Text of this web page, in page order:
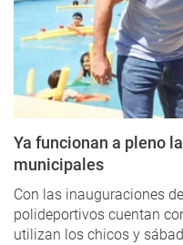
Ya funcionan a pleno
municipales
Con las inauguraciones
polideportivos cuentan
utilizan los chicos y